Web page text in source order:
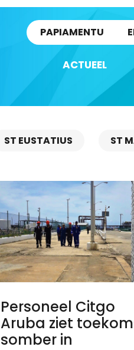
PAPIAMENTU
ACTUEEL
ST EUSTATIUS ST
Personeel Citgo
Aruba ziet
somber in